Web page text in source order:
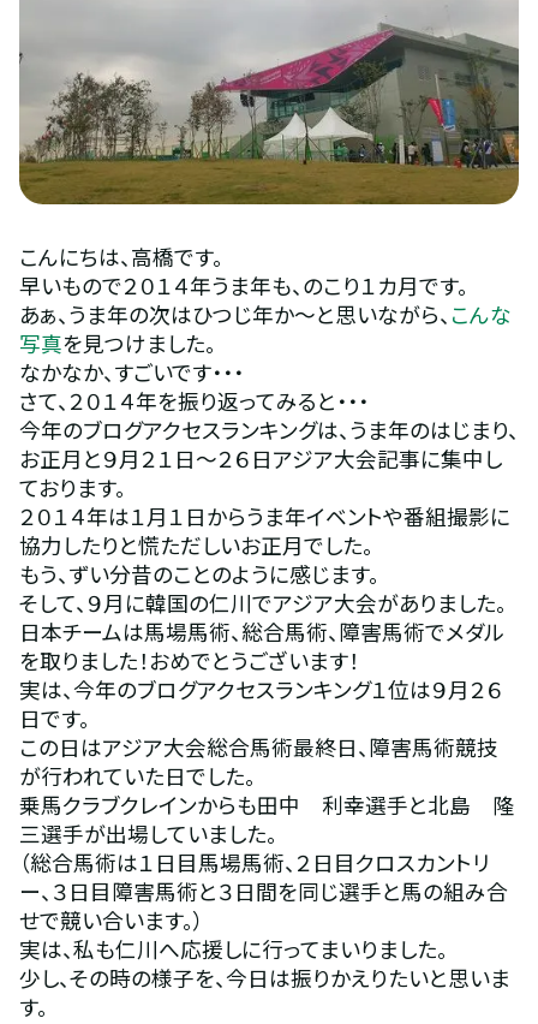
こんにちは、高橋です。
早いもので２０１４年うま年も、のこり１カ月です。
あぁ、うま年の次はひつじ年か～と思いながら、こんな
写真を見つけました。
なかなか、すごいです・・・
さて、２０１４年を振り返ってみると・・・
今年のブログアクセスランキングは、うま年のはじまり、
お正月と９月２１日～２６日アジア大会記事に集中し
ております。
２０１４年は１月１日からうま年イベントや番組撮影に
協力したりと慌ただしいお正月でした。
もう、ずい分昔のことのように感じます。
そして、９月に韓国の仁川でアジア大会がありました。
日本チームは馬場馬術、総合馬術、障害馬術でメダル
を取りました！おめでとうございます！
実は、今年のブログアクセスランキング１位は９月２６
日です。
この日はアジア大会総合馬術最終日、障害馬術競技
が行われていた日でした。
乗馬クラブクレインからも田中　利幸選手と北島　隆
三選手が出場していました。
（総合馬術は１日目馬場馬術、２日目クロスカントリ
ー、３日目障害馬術と３日間を同じ選手と馬の組み合
せで競い合います。）
実は、私も仁川へ応援しに行ってまいりました。
少し、その時の様子を、今日は振りかえりたいと思いま
す。